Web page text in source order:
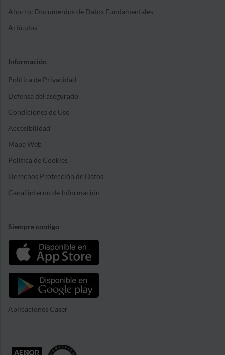
Ahorro: Documentos de Datos Fundamentales
Artículos
Información
Política de Privacidad
Defensa del asegurado
Condiciones de Uso
Accesibilidad
Mapa Web
Política de Cookies
Derechos Protección de Datos
Canal interno de Información
Siempre contigo
Aplicaciones Caser